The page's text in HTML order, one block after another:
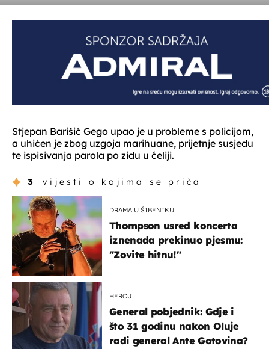
Stjepan Barišić Gego upao je u probleme s policijom,
a uhićen je zbog uzgoja marihuane, prijetnje susjedu
te ispisivanja parola po zidu u ćeliji.
3 vijesti o kojima se priča
DRAMA U ŠIBENIKU
Thompson usred koncerta
iznenada prekinuo pjesmu:
"Zovite hitnu!"
HEROJ
General pobjednik: Gdje i
što 31 godinu nakon Oluje
radi general Ante Gotovina?